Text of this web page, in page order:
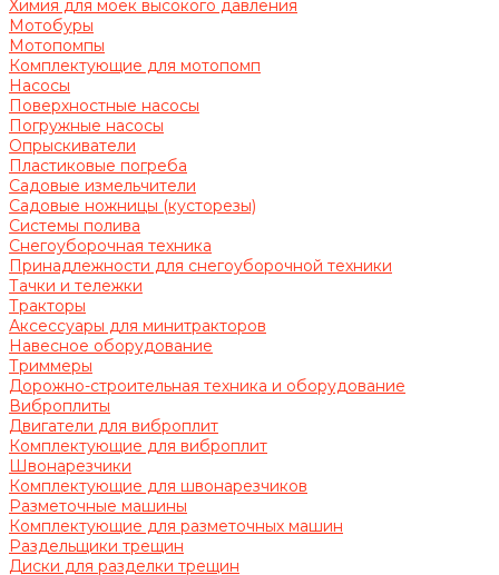
Химия для моек высокого давления
Мотобуры
Мотопомпы
Комплектующие для мотопомп
Насосы
Поверхностные насосы
Погружные насосы
Опрыскиватели
Пластиковые погреба
Садовые измельчители
Садовые ножницы (кусторезы)
Системы полива
Снегоуборочная техника
Принадлежности для снегоуборочной техники
Тачки и тележки
Тракторы
Аксессуары для минитракторов
Навесное оборудование
Триммеры
Дорожно-строительная техника и оборудование
Виброплиты
Двигатели для виброплит
Комплектующие для виброплит
Швонарезчики
Комплектующие для швонарезчиков
Разметочные машины
Комплектующие для разметочных машин
Раздельщики трещин
Диски для разделки трещин